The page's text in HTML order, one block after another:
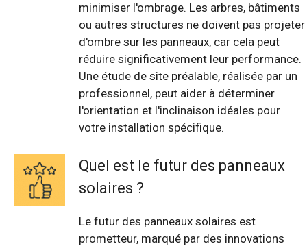
minimiser l'ombrage. Les arbres, bâtiments
ou autres structures ne doivent pas projeter
d'ombre sur les panneaux, car cela peut
réduire significativement leur performance.
Une étude de site préalable, réalisée par un
professionnel, peut aider à déterminer
l'orientation et l'inclinaison idéales pour
votre installation spécifique.
Quel est le futur des panneaux
solaires ?
Le futur des panneaux solaires est
prometteur, marqué par des innovations